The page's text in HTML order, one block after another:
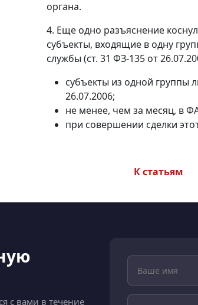
органа.
4. Еще одно разъяснение
субъекты, входящие в одну
службы (ст. 31 ФЗ-135 от
субъекты из одной группы
26.07.2006;
не менее, чем за месяц, в
при совершении сделки
К статьям
с вами в течение